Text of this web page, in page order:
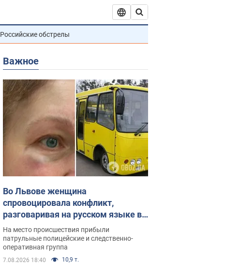
Российские обстрелы
Важное
Во Львове женщина
спровоцировала конфликт,
разговаривая на русском языке в
маршрутке: полиция составила
административный протокол.
Видео
На место происшествия прибыли
патрульные полицейские и следственно-
оперативная группа
7.08.2026 18:40 10,9 т.